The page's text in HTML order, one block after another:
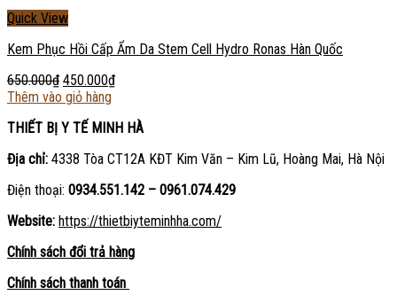
Quick View
Kem Phục Hồi Cấp Ẩm Da Stem Cell Hydro Ronas Hàn Quốc
650.000₫ 450.000₫
Thêm vào giỏ hàng
THIẾT BỊ Y TẾ MINH HÀ
Địa chỉ: 4338 Tòa CT12A KĐT Kim Văn – Kim Lũ, Hoàng Mai, Hà Nội
Điện thoại: 0934.551.142 – 0961.074.429
Website: https://thietbiyteminhha.com/
Chính sách đổi trả hàng
Chính sách thanh toán